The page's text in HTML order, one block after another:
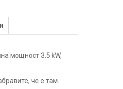
мощност 3.5 kW,
че е там.